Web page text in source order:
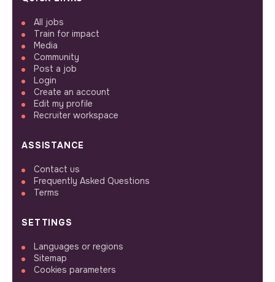
All jobs
Train for impact
Media
Community
Post a job
Login
Create an account
Edit my profile
Recruiter workspace
ASSISTANCE
Contact us
Frequently Asked Questions
Terms
SETTINGS
Languages or regions
Sitemap
Cookies parameters